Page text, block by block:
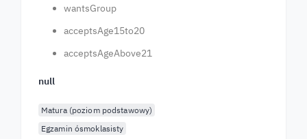
wantsGroup
acceptsAge15to20
acceptsAgeAbove21
null
Matura (poziom podstawowy)
Egzamin ósmoklasisty